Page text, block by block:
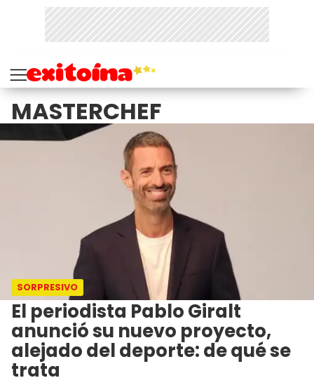
MASTERCHEF
SORPRESIVO
El periodista Pablo Giralt
anunció su nuevo proyecto,
alejado del deporte: de qué se
trata